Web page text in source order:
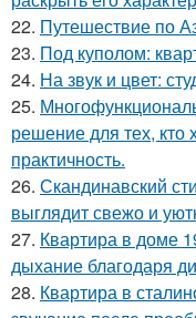
22. Путешествие по
23. Под куполом:
24. На звук и цвет:
25.
решение для тех, кто
практичность.
26. Скандинавский
выглядит свежо и
27. Квартира в доме
дыхание благодаря
28. Квартира в